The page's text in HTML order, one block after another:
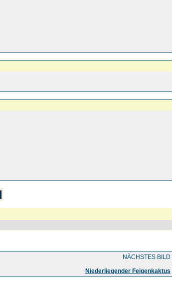
NÄCHSTES BILD
Niederliegender Feigenkaktus